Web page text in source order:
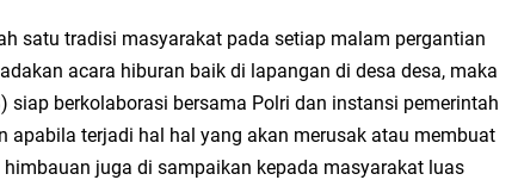
satu tradisi masyarakat pada setiap malam pergantian
acara hiburan baik di lapangan di desa desa, maka
siap berkolaborasi bersama Polri dan instansi pemerintah
apabila terjadi hal hal yang akan merusak atau membuat
juga di sampaikan kepada masyarakat luas